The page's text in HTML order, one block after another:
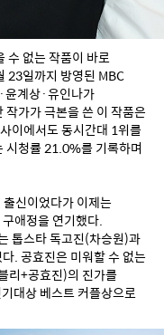
수 없는 작품이 바로
23일까지 방영된 MBC
윤계상·유인나가
가가 극본을 쓴 이 작품은
이에서도 동시간대 1위를
시청률 21.0%를 기록하며
신이었다가 이제는
애정을 연기했다.
톱스타 독고진(차승원)과
. 공효진은 미워할 수 없는
리+공효진)의 진가를
대상 베스트 커플상으로